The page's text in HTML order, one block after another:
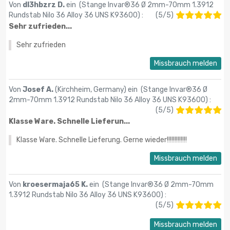
Von dl3hbzrz D.ein (Stange Invar®36 Ø 2mm-70mm 1.3912
Rundstab Nilo 36 Alloy 36 UNS K93600) : (5/5)
Sehr zufrieden...
Sehr zufrieden
Missbrauch melden
Von Josef A.(Kirchheim, Germany) ein (Stange Invar®36 Ø
2mm-70mm 1.3912 Rundstab Nilo 36 Alloy 36 UNS K93600) :
(5/5)
Klasse Ware. Schnelle Lieferun...
Klasse Ware. Schnelle Lieferung. Gerne wieder!!!!!!!!!!!!!
Missbrauch melden
Von kroesermaja65 K.ein (Stange Invar®36 Ø 2mm-70mm
1.3912 Rundstab Nilo 36 Alloy 36 UNS K93600) :
(5/5)
Missbrauch melden